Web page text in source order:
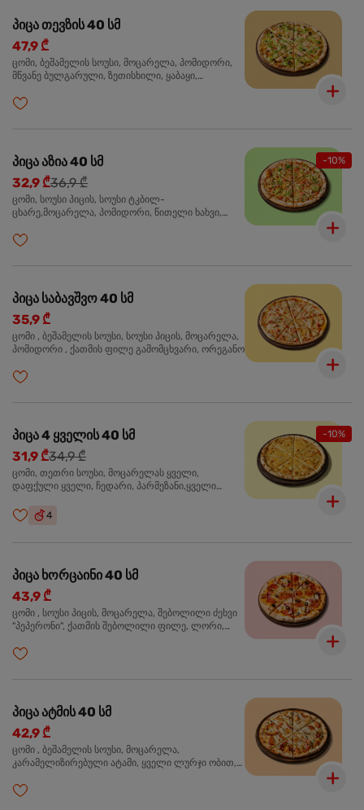
პიცა თევზის 40 სმ
47,9 ₾
ცომი, ბეშამელის სოუსი, მოცარელა, პომიდორი,
მწვანე ბულგარული, ზეთისხილი, ყაბაყი,
ორეგანო
-10%
პიცა აზია 40 სმ
32,9 ₾36,9 ₾
ცომი, სოუსი პიცის, სოუსი ტკბილ-
ცხარე,მოცარელა, პომიდორი, წითელი ხახვი,
სეზამის მარცვლის ნაზავი, ქინძი, ორეგანო
პიცა საბავშვო 40 სმ
35,9 ₾
ცომი , ბეშამელის სოუსი, სოუსი პიცის, მოცარელა,
პომიდორი , ქათმის ფილე გამომცხვარი, ორეგანო
-10%
პიცა 4 ყველის 40 სმ
31,9 ₾34,9 ₾
ცომი, თეთრი სოუსი, მოცარელას ყველი,
დაფქული ყველი, ჩედარი, პარმეზანი,ყველი
4
პიცა ხორცაინი 40 სმ
43,9 ₾
ცომი , სოუსი პიცის, მოცარელა, შებოლილი ძეხვი
"პეპერონი", ქათმის შებოლილი ფილე, ლორი,
პიცა ატმის 40 სმ
42,9 ₾
ცომი , ბეშამელის სოუსი, მოცარელა,
კარამელიზირებული ატამი, ყველი ლურჯი ობით,